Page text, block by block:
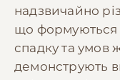
надзвичайно
що формуються
спадку та умов
демонструють